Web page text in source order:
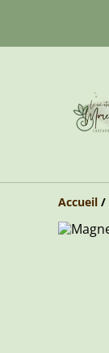
Accueil /